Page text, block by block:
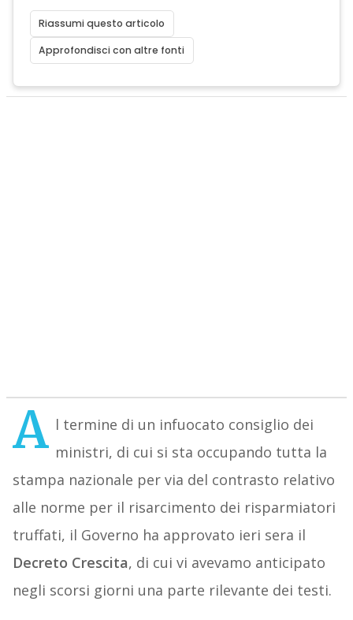
Riassumi questo articolo
Approfondisci con altre fonti
A l termine di un infuocato consiglio dei
ministri, di cui si sta occupando tutta la
stampa nazionale per via del contrasto relativo
alle norme per il risarcimento dei risparmiatori
truffati, il Governo ha approvato ieri sera il
Decreto Crescita, di cui vi avevamo anticipato
negli scorsi giorni una parte rilevante dei testi.